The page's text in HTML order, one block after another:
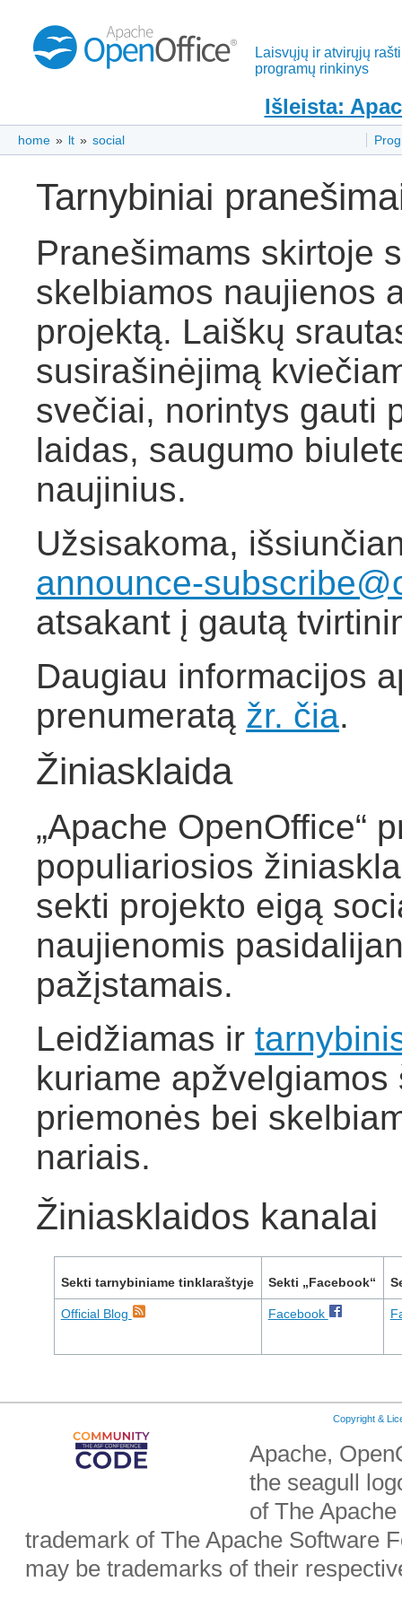
Laisvųjų ir atvirųjų
programų rinkinys
Išleista:
home » lt » social
Tarnybiniai
Pranešimams skirtoje
skelbiamos naujienos
projektą. Laiškų
susirašinėjimą
svečiai, norintys gauti
laidas, saugumo
naujinius.
Užsisakoma,
announce-
atsakant į gautą
Daugiau informacijos
prenumeratą žr. čia.
Žiniasklaida
„Apache OpenOffice“
populiariosios
sekti projekto eigą
naujienomis
pažįstamais.
Leidžiamas ir
kuriame
priemonės bei
nariais.
Žiniasklaidos kanalai
Sekti tarnybiniame tinklaraštyje Sekti „Facebook“
Official Blog Facebook
Copyright &
Apache,
the seagull
of The
trademark of The Apache Software
may be trademarks of their